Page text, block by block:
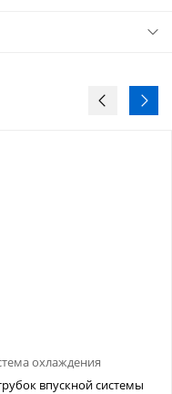
охлаждения
впускной системы